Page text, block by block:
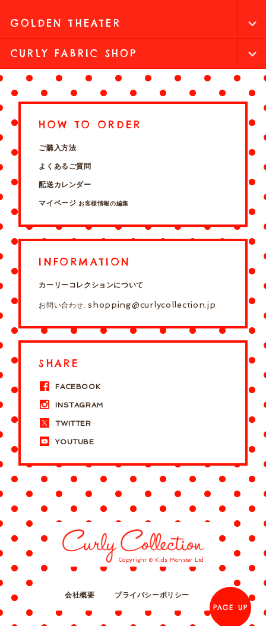
GOLDEN THEATER
CURLY FABRIC SHOP
HOW TO ORDER
ご購入方法
よくあるご質問
配送カレンダー
マイページ お客様情報の編集
INFORMATION
カーリーコレクションについて
お問い合わせ:shopping@curlycollection.jp
SHARE
FACEBOOK
INSTAGRAM
TWITTER
YOUTUBE
Copyright © Kids Monster Ltd.
会社概要
プライバシーポリシー
PAGE UP